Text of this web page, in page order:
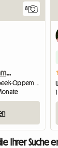
8
Geräumiges Studentenzimmer (Kot)
Wohngemeinschaft | Wezembeek-Oppem (1970) | 16 M2
Ihrer Suche